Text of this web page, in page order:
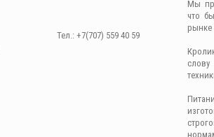
Тел.: +7(707) 559 40 59
Мы
что
рынке